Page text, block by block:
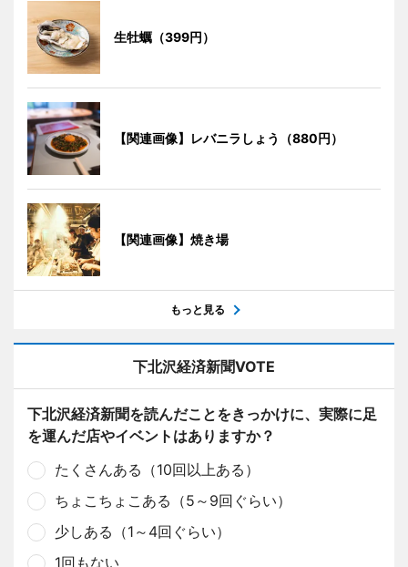
生牡蠣（399円）
【関連画像】レバニラしょう（880円）
【関連画像】焼き場
もっと見る
下北沢経済新聞VOTE
下北沢経済新聞を読んだことをきっかけに、実際に足
を運んだ店やイベントはありますか？
たくさんある（10回以上ある）
ちょこちょこある（5～9回ぐらい）
少しある（1～4回ぐらい）
1回もない